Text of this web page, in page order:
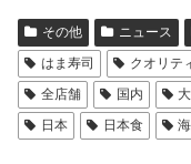
その他 ニュース
はま寿司
クオリテ
全店舗
国内
日本
日本食